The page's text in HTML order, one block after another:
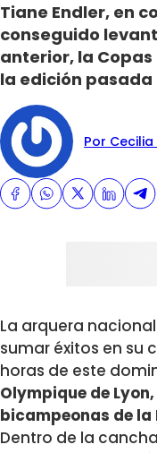
Tiane Endler, en
conseguido
anterior, la Copas
la edición pasada
Por Cecilia
La arquera nacional
sumar éxitos en su
horas de este
Olympique de
bicampeonas de la
Dentro de la